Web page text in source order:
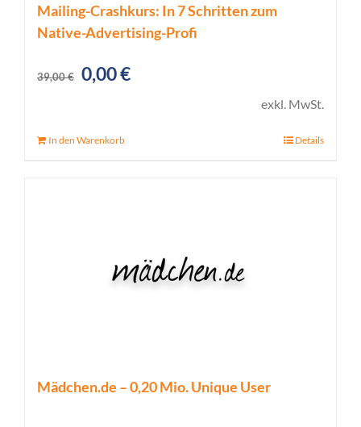
Mailing-Crashkurs: In 7 Schritten zum
Native-Advertising-Profi
39,00€ Ursprünglicher
0,00€Aktueller
exkl. MwSt.
In den Warenkorb Details
Mädchen.de – 0,20 Mio. Unique User